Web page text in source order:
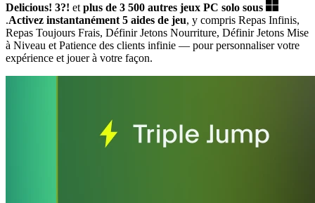
Delicious! 3?! et plus de 3 500 autres jeux PC solo sous
.Activez instantanément 5 aides de jeu, y compris Repas Infinis,
Repas Toujours Frais, Définir Jetons Nourriture, Définir Jetons Mise
à Niveau et Patience des clients infinie — pour personnaliser votre
expérience et jouer à votre façon.